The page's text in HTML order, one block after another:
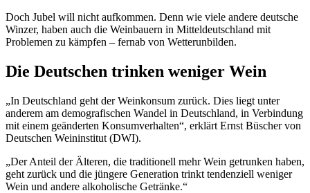
Doch Jubel will nicht aufkommen. Denn wie viele andere deutsche
Winzer, haben auch die Weinbauern in Mitteldeutschland mit
Problemen zu kämpfen – fernab von Wetterunbilden.
Die Deutschen trinken weniger Wein
„In Deutschland geht der Weinkonsum zurück. Dies liegt unter
anderem am demografischen Wandel in Deutschland, in Verbindung
mit einem geänderten Konsumverhalten“, erklärt Ernst Büscher von
Deutschen Weininstitut (DWI).
„Der Anteil der Älteren, die traditionell mehr Wein getrunken haben,
geht zurück und die jüngere Generation trinkt tendenziell weniger
Wein und andere alkoholische Getränke.“